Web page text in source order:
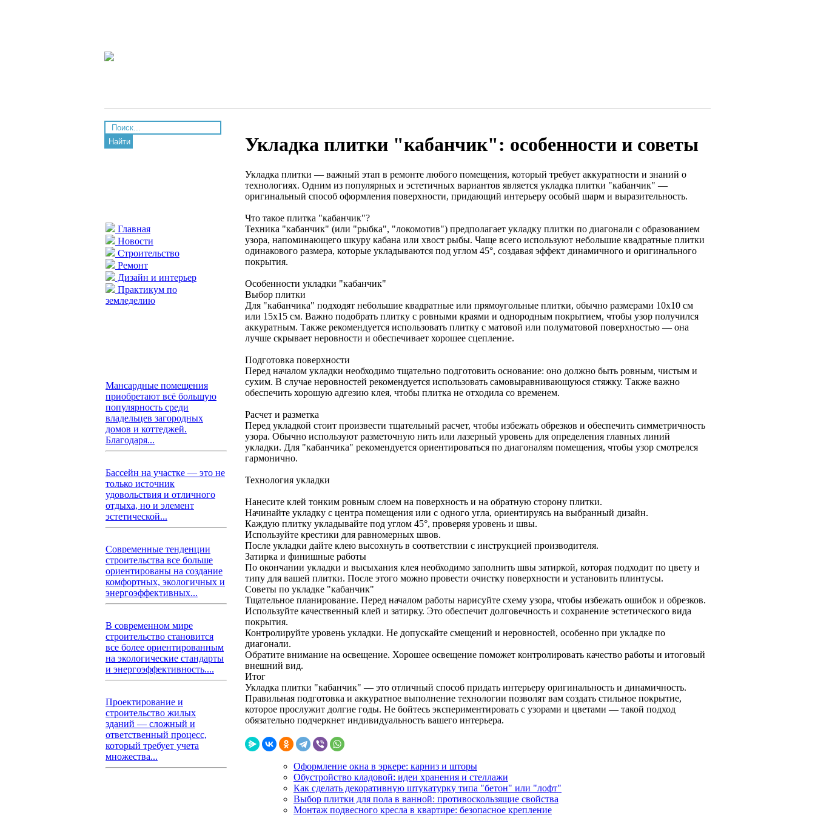
Найти
Главная
Новости
Строительство
Ремонт
Дизайн и интерьер
Практикум по
земледелию
Мансардные помещения
приобретают всё большую
популярность среди
владельцев загородных
домов и коттеджей.
Благодаря...
Бассейн на участке — это не
только источник
удовольствия и отличного
отдыха, но и элемент
эстетической...
Современные тенденции
строительства все больше
ориентированы на создание
комфортных, экологичных и
энергоэффективных...
В современном мире
строительство становится
все более ориентированным
на экологические стандарты
и энергоэффективность....
Проектирование и
строительство жилых
зданий — сложный и
ответственный процесс,
который требует учета
множества...
Укладка плитки "кабанчик": особенности и советы
Укладка плитки — важный этап в ремонте любого помещения, который требует аккуратности и знаний о
технологиях. Одним из популярных и эстетичных вариантов является укладка плитки "кабанчик" —
оригинальный способ оформления поверхности, придающий интерьеру особый шарм и выразительность.
Что такое плитка "кабанчик"?
Техника "кабанчик" (или "рыбка", "локомотив") предполагает укладку плитки по диагонали с образованием
узора, напоминающего шкуру кабана или хвост рыбы. Чаще всего используют небольшие квадратные плитки
одинакового размера, которые укладываются под углом 45°, создавая эффект динамичного и оригинального
покрытия.
Особенности укладки "кабанчик"
Выбор плитки
Для "кабанчика" подходят небольшие квадратные или прямоугольные плитки, обычно размерами 10x10 см
или 15x15 см. Важно подобрать плитку с ровными краями и однородным покрытием, чтобы узор получился
аккуратным. Также рекомендуется использовать плитку с матовой или полуматовой поверхностью — она
лучше скрывает неровности и обеспечивает хорошее сцепление.
Подготовка поверхности
Перед началом укладки необходимо тщательно подготовить основание: оно должно быть ровным, чистым и
сухим. В случае неровностей рекомендуется использовать самовыравнивающуюся стяжку. Также важно
обеспечить хорошую адгезию клея, чтобы плитка не отходила со временем.
Расчет и разметка
Перед укладкой стоит произвести тщательный расчет, чтобы избежать обрезков и обеспечить симметричность
узора. Обычно используют разметочную нить или лазерный уровень для определения главных линий
укладки. Для "кабанчика" рекомендуется ориентироваться по диагоналям помещения, чтобы узор смотрелся
гармонично.
Технология укладки
Нанесите клей тонким ровным слоем на поверхность и на обратную сторону плитки.
Начинайте укладку с центра помещения или с одного угла, ориентируясь на выбранный дизайн.
Каждую плитку укладывайте под углом 45°, проверяя уровень и швы.
Используйте крестики для равномерных швов.
После укладки дайте клею высохнуть в соответствии с инструкцией производителя.
Затирка и финишные работы
По окончании укладки и высыхания клея необходимо заполнить швы затиркой, которая подходит по цвету и
типу для вашей плитки. После этого можно провести очистку поверхности и установить плинтусы.
Советы по укладке "кабанчик"
Тщательное планирование. Перед началом работы нарисуйте схему узора, чтобы избежать ошибок и обрезков.
Используйте качественный клей и затирку. Это обеспечит долговечность и сохранение эстетического вида
покрытия.
Контролируйте уровень укладки. Не допускайте смещений и неровностей, особенно при укладке по
диагонали.
Обратите внимание на освещение. Хорошее освещение поможет контролировать качество работы и итоговый
внешний вид.
Итог
Укладка плитки "кабанчик" — это отличный способ придать интерьеру оригинальность и динамичность.
Правильная подготовка и аккуратное выполнение технологии позволят вам создать стильное покрытие,
которое прослужит долгие годы. Не бойтесь экспериментировать с узорами и цветами — такой подход
обязательно подчеркнет индивидуальность вашего интерьера.
Оформление окна в эркере: карниз и шторы
Обустройство кладовой: идеи хранения и стеллажи
Как сделать декоративную штукатурку типа "бетон" или "лофт"
Выбор плитки для пола в ванной: противоскользящие свойства
Монтаж подвесного кресла в квартире: безопасное крепление